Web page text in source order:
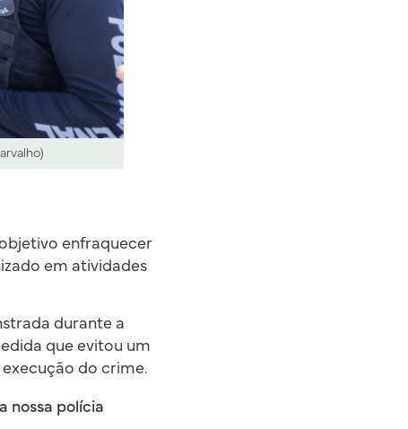
enfraquecer
em atividades
durante a
que evitou um
execução do crime.
nossa polícia